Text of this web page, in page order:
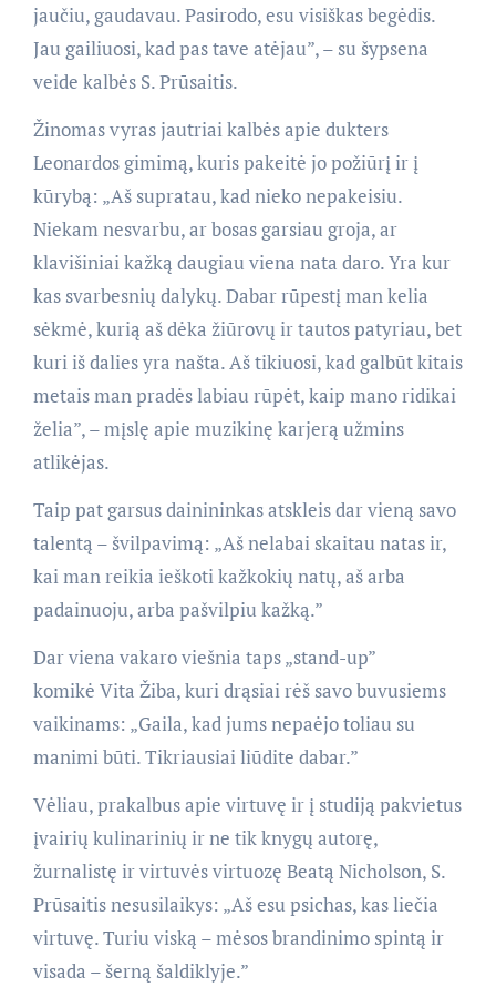
jaučiu, gaudavau. Pasirodo, esu visiškas begėdis.
Jau gailiuosi, kad pas tave atėjau”, – su šypsena
veide kalbės S. Prūsaitis.
Žinomas vyras jautriai kalbės apie dukters
Leonardos gimimą, kuris pakeitė jo požiūrį ir į
kūrybą: „Aš supratau, kad nieko nepakeisiu.
Niekam nesvarbu, ar bosas garsiau groja, ar
klavišiniai kažką daugiau viena nata daro. Yra kur
kas svarbesnių dalykų. Dabar rūpestį man kelia
sėkmė, kurią aš dėka žiūrovų ir tautos patyriau, bet
kuri iš dalies yra našta. Aš tikiuosi, kad galbūt kitais
metais man pradės labiau rūpėt, kaip mano ridikai
želia”, – mįslę apie muzikinę karjerą užmins
atlikėjas.
Taip pat garsus dainininkas atskleis dar vieną savo
talentą – švilpavimą: „Aš nelabai skaitau natas ir,
kai man reikia ieškoti kažkokių natų, aš arba
padainuoju, arba pašvilpiu kažką.”
Dar viena vakaro viešnia taps„stand-up”
komikė Vita Žiba, kuri drąsiai rėš savo buvusiems
vaikinams: „Gaila, kad jums nepaėjo toliau su
manimi būti. Tikriausiai liūdite dabar.”
Vėliau, prakalbus apie virtuvę ir į studiją pakvietus
įvairių kulinarinių ir ne tik knygų autorę,
žurnalistę ir virtuvės virtuozę Beatą Nicholson, S.
Prūsaitis nesusilaikys: „Aš esu psichas, kas liečia
virtuvę. Turiu viską – mėsos brandinimo spintą ir
visada – šerną šaldiklyje.”